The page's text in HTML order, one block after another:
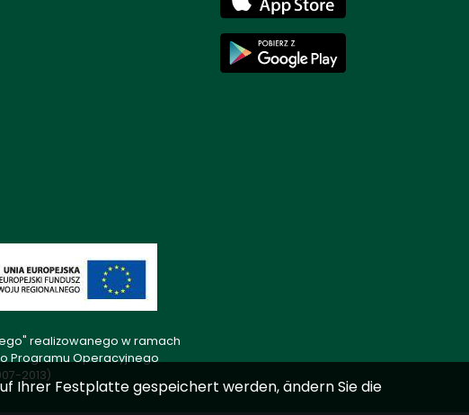
realizowanego w ramach
Programu Operacyjnego
2013)
Ihrer Festplatte gespeichert werden, ändern Sie die